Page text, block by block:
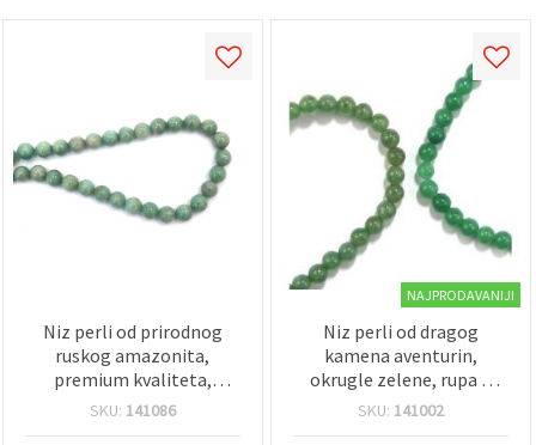
Niz perli od prirodnog
ruskog amazonita,
premium kvaliteta,
okrugle, 8 mm, ~45 kom
SKU: 141086
NAJPRODAVANIJI
Niz perli od dragog
kamena aventurin,
okrugle zelene, rupa 1
mm, 6 mm, ~62 kom
SKU: 141002